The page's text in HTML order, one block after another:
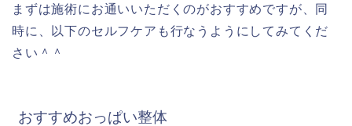
まずは施術にお通いいただくのがおすすめですが、同
時に、以下のセルフケアも行なうようにしてみてくだ
さい＾＾
おすすめおっぱい整体